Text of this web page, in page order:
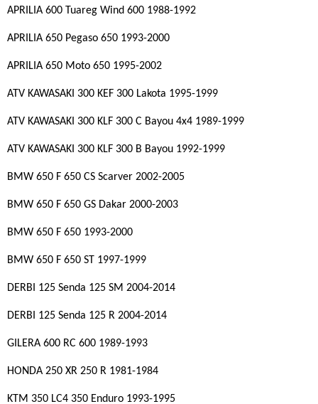
APRILIA 600 Tuareg Wind 600 1988-1992
APRILIA 650 Pegaso 650 1993-2000
APRILIA 650 Moto 650 1995-2002
ATV KAWASAKI 300 KEF 300 Lakota 1995-1999
ATV KAWASAKI 300 KLF 300 C Bayou 4x4 1989-1999
ATV KAWASAKI 300 KLF 300 B Bayou 1992-1999
BMW 650 F 650 CS Scarver 2002-2005
BMW 650 F 650 GS Dakar 2000-2003
BMW 650 F 650 1993-2000
BMW 650 F 650 ST 1997-1999
DERBI 125 Senda 125 SM 2004-2014
DERBI 125 Senda 125 R 2004-2014
GILERA 600 RC 600 1989-1993
HONDA 250 XR 250 R 1981-1984
KTM 350 LC4 350 Enduro 1993-1995